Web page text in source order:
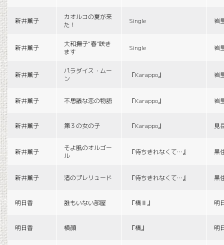
新井薫子
カオルコの夏が来
た！
Single 岩
新井薫子
大和撫子“春”咲き
ます
Single 岩
新井薫子
パラダイス・ムー
ン
『Karappo』 岩
新井薫子 不思議な恋の物語 『Karappo』 岩
新井薫子 第３の女の子 『Karappo』 見
新井薫子
そよ風のオルゴー
ル
『待ちきれなくて…』 黒
新井薫子 渚のプレリュード 『待ちきれなくて…』 黒
明日香 誰もいない部屋 『橋Ⅱ』 明
明日香 横顔 『橋』 明